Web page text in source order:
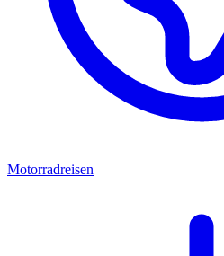
Motorradreisen